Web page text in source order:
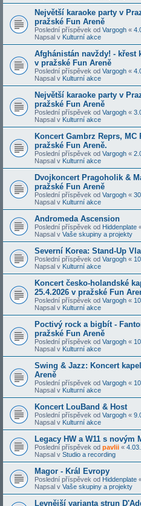
Největší karaoke party v
pražské Fun Areně
Poslední příspěvek od Vargogh «
Napsal v Kulturní akce
Afghánistán navždy! - křest
v pražské Fun Areně
Poslední příspěvek od Vargogh «
Napsal v Kulturní akce
Největší karaoke party v
pražské Fun Areně
Poslední příspěvek od Vargogh «
Napsal v Kulturní akce
Koncert Gambrz Reprs, MC
pražské Fun Areně.
Poslední příspěvek od Vargogh «
Napsal v Kulturní akce
Dvojkoncert Pragoholik &
pražské Fun Areně
Poslední příspěvek od Vargogh «
Napsal v Kulturní akce
Andromeda Ascension
Poslední příspěvek od Hiddenplate
Napsal v Vaše skupiny a projekty
Severní Korea: Stand-Up
Poslední příspěvek od Vargogh «
Napsal v Kulturní akce
Koncert česko-holandské
25.4.2026 v pražské Fun
Poslední příspěvek od Vargogh «
Napsal v Kulturní akce
Poctivý rock a bigbít -
pražské Fun Areně
Poslední příspěvek od Vargogh «
Napsal v Kulturní akce
Swing & Jazz: Koncert
Areně
Poslední příspěvek od Vargogh «
Napsal v Kulturní akce
Koncert LouBand & Host
Poslední příspěvek od Vargogh «
Napsal v Kulturní akce
Legacy HW a W11 s novým
Poslední příspěvek od pavlii «
Napsal v Studio a recording
Magor - Král Evropy
Poslední příspěvek od Hiddenplate
Napsal v Vaše skupiny a projekty
Levnější varianta strun